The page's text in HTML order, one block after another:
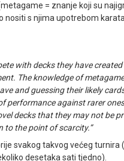
= znanje koji su
s njima upotrebom
with decks they have
The knowledge of
and guessing their likely
performance against rarer
decks that they may not be
to the point of scarcity.“
svakog takvog većeg turnira
desetaka sati tjedno).